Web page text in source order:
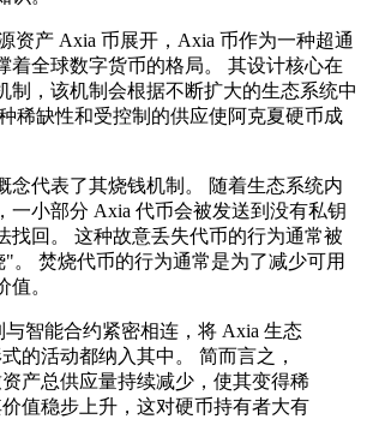
资产 Axia 币展开，Axia 币作为一种超通
着全球数字货币的格局。 其设计核心在
制，该机制会根据不断扩大的生态系统中
稀缺性和受控制的供应使阿克夏硬币成
念代表了其烧钱机制。 随着生态系统内
一小部分 Axia 代币会被发送到没有私钥
找回。 这种故意丢失代币的行为通常被
。 焚烧代币的行为通常是为了减少可用
。
与智能合约紧密相连，将 Axia 生态
的活动都纳入其中。 简而言之，
产总供应量持续减少，使其变得稀
值稳步上升，这对硬币持有者大有